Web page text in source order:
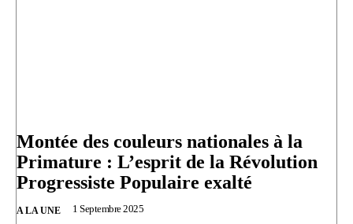
Montée des couleurs nationales à la
Primature : L’esprit de la Révolution
Progressiste Populaire exalté
A LA UNE 1 Septembre 2025